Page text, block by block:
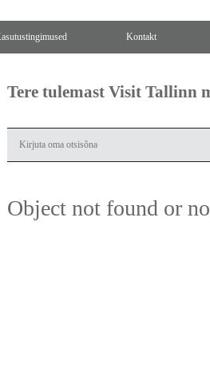
Kontakt
Tere tulemast Visit Tallinn
Object not found or